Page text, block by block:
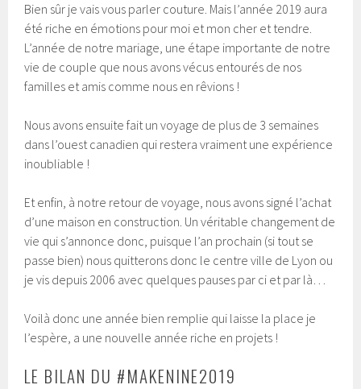
Bien sûr je vais vous parler couture. Mais l’année 2019 aura
été riche en émotions pour moi et mon cher et tendre.
L’année de notre mariage, une étape importante de notre
vie de couple que nous avons vécus entourés de nos
familles et amis comme nous en rêvions !
Nous avons ensuite fait un voyage de plus de 3 semaines
dans l’ouest canadien qui restera vraiment une expérience
inoubliable !
Et enfin, à notre retour de voyage, nous avons signé l’achat
d’une maison en construction. Un véritable changement de
vie qui s’annonce donc, puisque l’an prochain (si tout se
passe bien) nous quitterons donc le centre ville de Lyon ou
je vis depuis 2006 avec quelques pauses par ci et par là…
Voilà donc une année bien remplie qui laisse la place je
l’espère, a une nouvelle année riche en projets !
LE BILAN DU #MAKENINE2019